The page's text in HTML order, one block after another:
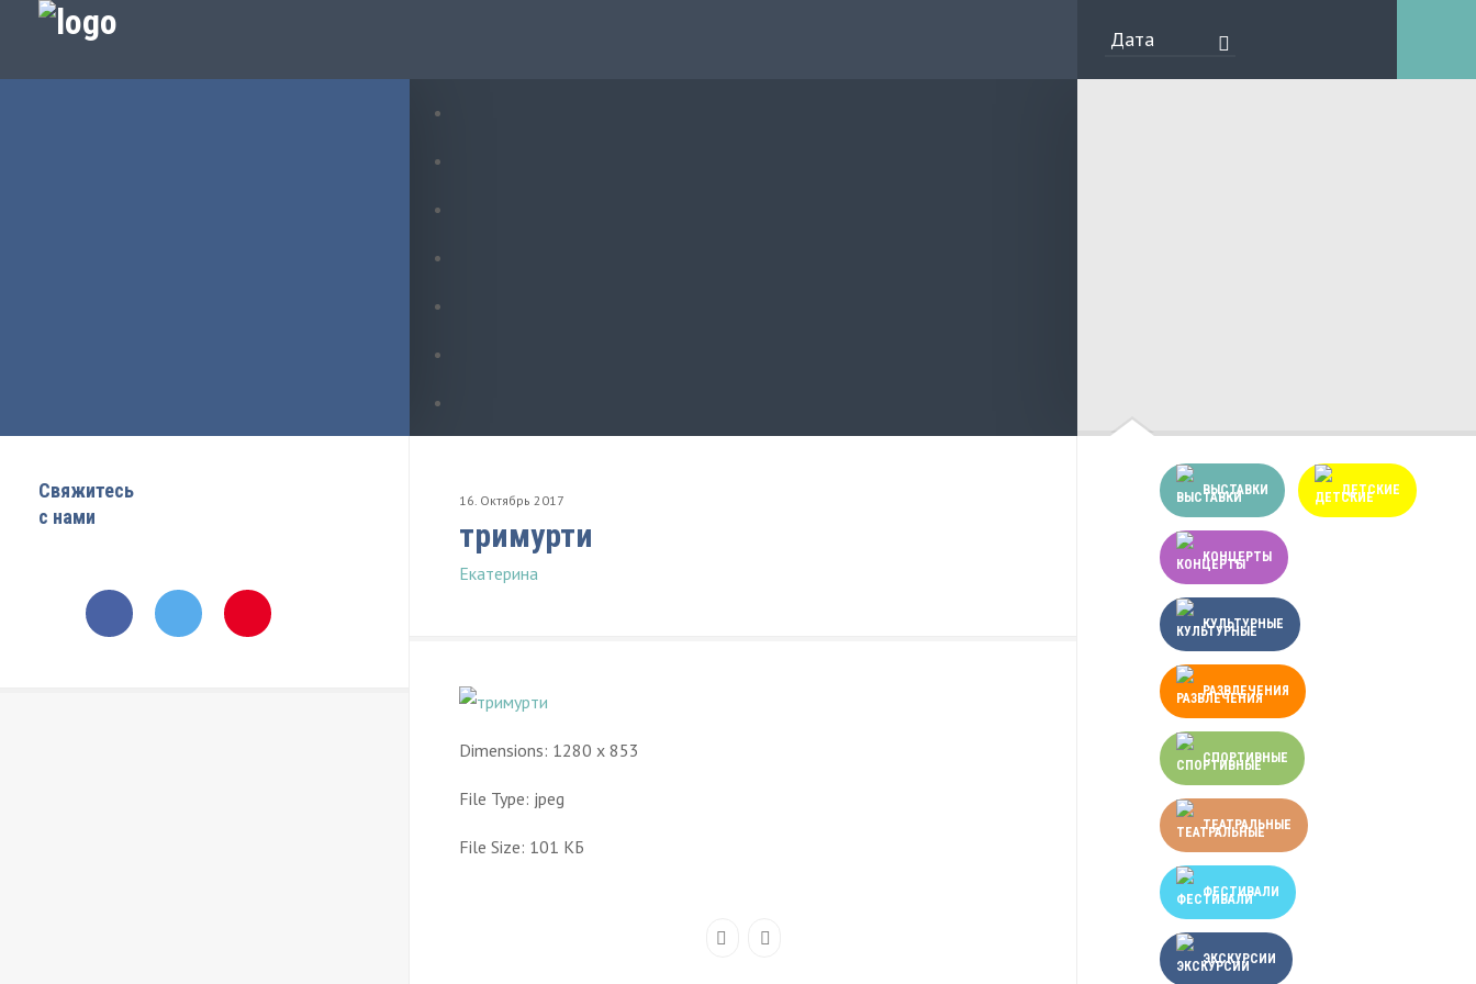
ВЫСТАВКИ ДЕТСКИЕ
КОНЦЕРТЫ
КУЛЬТУРНЫЕ
РАЗВЛЕЧЕНИЯ
СПОРТИВНЫЕ
ТЕАТРАЛЬНЫЕ
ФЕСТИВАЛИ
ЭКСКУРСИИ
16. Октябрь 2017
тримурти
Екатерина
Свяжитесь
с нами
Dimensions: 1280 x 853
File Type: jpeg
File Size: 101 КБ